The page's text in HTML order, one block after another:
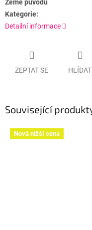
Země původu
Kategorie:
Detailní informace
ZEPTAT SE HLÍDAT
Související
Nová nižší cena